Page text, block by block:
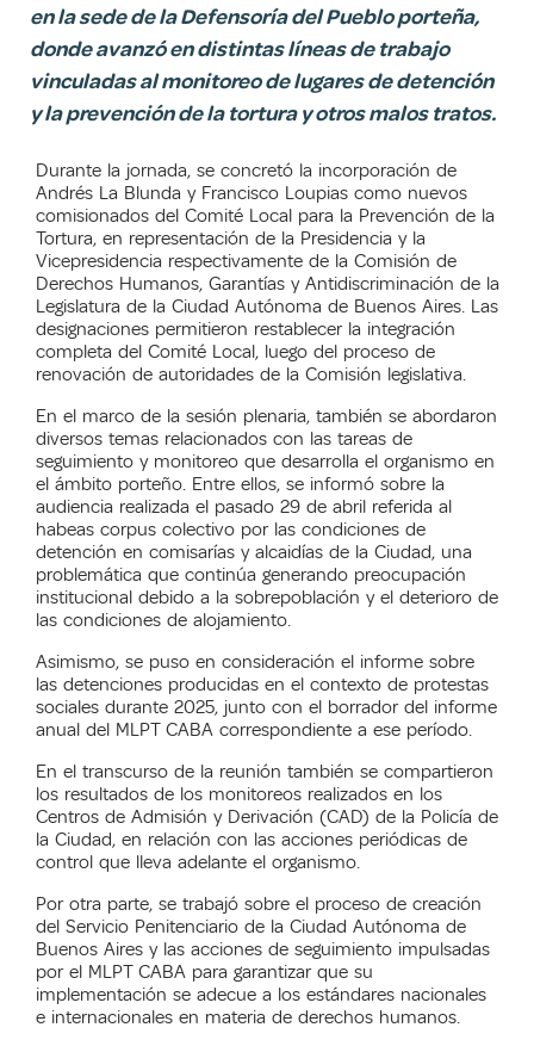
en la sede de la Defensoría del Pueblo porteña,
donde avanzó en distintas líneas de trabajo
vinculadas al monitoreo de lugares de detención
y la prevención de la tortura y otros malos tratos.
Durante la jornada, se concretó la incorporación de
Andrés La Blunda y Francisco Loupias como nuevos
comisionados del Comité Local para la Prevención de la
Tortura, en representación de la Presidencia y la
Vicepresidencia respectivamente de la Comisión de
Derechos Humanos, Garantías y Antidiscriminación de la
Legislatura de la Ciudad Autónoma de Buenos Aires. Las
designaciones permitieron restablecer la integración
completa del Comité Local, luego del proceso de
renovación de autoridades de la Comisión legislativa.
En el marco de la sesión plenaria, también se abordaron
diversos temas relacionados con las tareas de
seguimiento y monitoreo que desarrolla el organismo en
el ámbito porteño. Entre ellos, se informó sobre la
audiencia realizada el pasado 29 de abril referida al
habeas corpus colectivo por las condiciones de
detención en comisarías y alcaidías de la Ciudad, una
problemática que continúa generando preocupación
institucional debido a la sobrepoblación y el deterioro de
las condiciones de alojamiento.
Asimismo, se puso en consideración el informe sobre
las detenciones producidas en el contexto de protestas
sociales durante 2025, junto con el borrador del informe
anual del MLPT CABA correspondiente a ese período.
En el transcurso de la reunión también se compartieron
los resultados de los monitoreos realizados en los
Centros de Admisión y Derivación (CAD) de la Policía de
la Ciudad, en relación con las acciones periódicas de
control que lleva adelante el organismo.
Por otra parte, se trabajó sobre el proceso de creación
del Servicio Penitenciario de la Ciudad Autónoma de
Buenos Aires y las acciones de seguimiento impulsadas
por el MLPT CABA para garantizar que su
implementación se adecue a los estándares nacionales
e internacionales en materia de derechos humanos.